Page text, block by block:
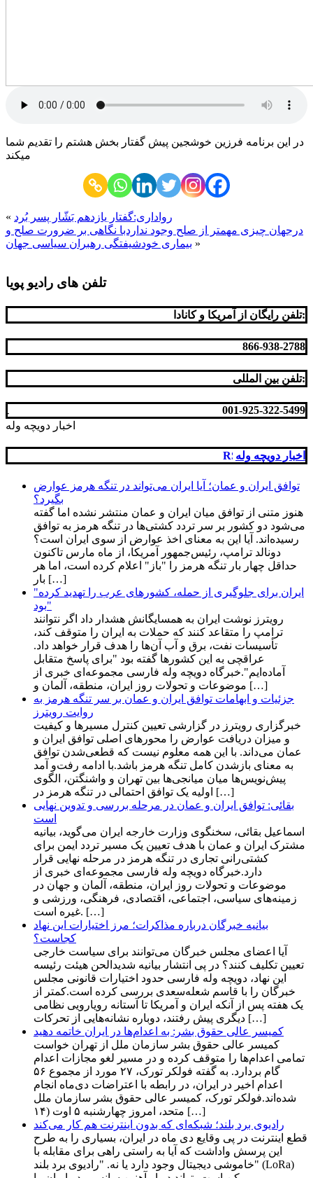
در این برنامه فرزین خوشجین پیش گفتار بخش هشتم را تقدیم شما
میکند
« رواداری:گفتار یازدهم بَشّار پسر بُرد
درجهان چیزی مهمتر از صلح وجود نداردبا نگاهی بر ضرورت صلح و
بیماری خودشیفتگی رهبران سیاسی جهان »
تلفن های رادیو پویا
تلفن رایگان از آمریکا و کانادا:
866-938-2788
تلفن بین المللی:
001-925-322-5499
-
اخبار دویچه وله
اخبار دویچه وله
توافق ایران و عمان؛ آیا ایران می‌تواند در تنگه هرمز عوارض
بگیرد؟
هنوز متنی از توافق میان ایران و عمان منتشر نشده اما گفته
می‌شود دو کشور بر سر تردد کشتی‌ها در تنگه هرمز به توافق
رسیده‌اند. آیا این به معنای اخذ عوارض از سوی ایران است؟
دونالد ترامپ، رئیس‌جمهور آمریکا، از ماه مارس تاکنون
حداقل چهار بار تنگه هرمز را "باز" اعلام کرده است، اما هر
بار […]
"ایران برای جلوگیری از حمله، کشورهای عرب را تهدید کرده
بود"
رویترز نوشت ایران به همسایگانش هشدار داد اگر نتوانند
ترامپ را متقاعد کنند که حملات به ایران را متوقف کند،
تأسیسات نفت، برق و آب آن‌ها را هدف قرار خواهد داد.
عراقچی به این کشورها گفته بود "برای پاسخ متقابل
آماده‌ایم".خبرگاه دویچه وله فارسی مجموعه‌ای خبری از
موضوعات و تحولات روز ایران، منطقه، آلمان و […]
جزئیات و ابهامات توافق ایران و عمان بر سر تنگه هرمز به
روایت رویترز
خبرگزاری رویترز در گزارشی تعیین کنترل مسیرها و کیفیت
و میزان دریافت عوارض را محورهای اصلی توافق ایران و
عمان می‌داند. با این همه معلوم نیست که قطعی‌شدن توافق
به معنای بازشدن کامل تنگه هرمز باشد.با ادامه رفت‌و آمد
پیش‌نویس‌ها میان میانجی‌ها بین تهران و واشنگتن، الگوی
اولیه یک توافق احتمالی در تنگه هرمز در […]
بقائی: توافق ایران و عمان در مرحله بررسی و تدوین نهایی
است
اسماعیل بقائی، سخنگوی وزارت خارجه ایران می‌گوید، بیانیه
مشترک ایران و عمان با هدف تعیین یک مسیر تردد ایمن برای
کشتی‌رانی تجاری در تنگه هرمز در مرحله نهایی قرار
دارد.خبرگاه دویچه وله فارسی مجموعه‌ای خبری از
موضوعات و تحولات روز ایران، منطقه، آلمان و جهان در
زمینه‌های سیاسی، اجتماعی، اقتصادی، فرهنگی، ورزشی و
غیره است. […]
بیانیه خبرگان درباره مذاکرات؛ مرز اختیارات این نهاد
کجاست؟
آیا اعضای مجلس خبرگان می‌توانند برای سیاست خارجی
تعیین تکلیف کنند؟ در پی انتشار بیانیه شدیدالحن هیئت رئیسه
این نهاد، دویچه‌ وله فارسی حدود اختیارات قانونی مجلس
خبرگان را با قاسم شعله‌سعدی بررسی کرده است.کمتر از
یک هفته پس از آنکه ایران و آمریکا تا آستانه رویارویی نظامی
دیگری پیش رفتند، دوباره نشانه‌هایی از تحرکات […]
کمیسر عالی حقوق بشر: به اعدام‌ها در ایران خاتمه دهید
کمیسر عالی حقوق بشر سازمان ملل از تهران خواست
تمامی اعدام‌ها را متوقف کرده و در مسیر لغو مجازات اعدام
گام بردارد. به گفته فولکر تورک، ۲۷ مورد از مجموع ۵۶
اعدام اخیر در ایران، در رابطه با اعتراضات دی‌ماه انجام
شده‌اند.فولکر تورک، کمیسر عالی حقوق بشر سازمان ملل
متحد، امروز چهارشنبه ۵ اوت (۱۴ […]
رادیوی برد بلند؛ شبکه‌ای که بدون اینترنت هم کار می‌کند
قطع اینترنت در پی وقایع دی ماه در ایران، بسیاری را به طرح
این پرسش واداشت که آیا به راستی راهی برای مقابله با
خاموشی دیجیتال وجود دارد یا نه. "رادیوی برد بلند" (LoRa)